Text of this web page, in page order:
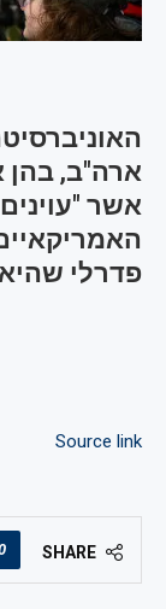
ארה"ב, בהן
אשר
פדרלי שהיא
Source link
SHARE